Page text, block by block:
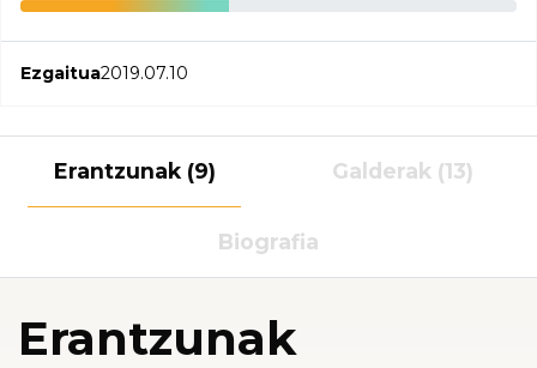
Ezgaitua2019.07.10
Erantzunak (9) Galderak (13)
Biografia
Erantzunak